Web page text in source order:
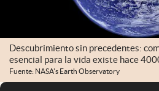
Descubrimiento sin precedentes:
esencial para la vida existe hace
Fuente: NASA's Earth Observatory